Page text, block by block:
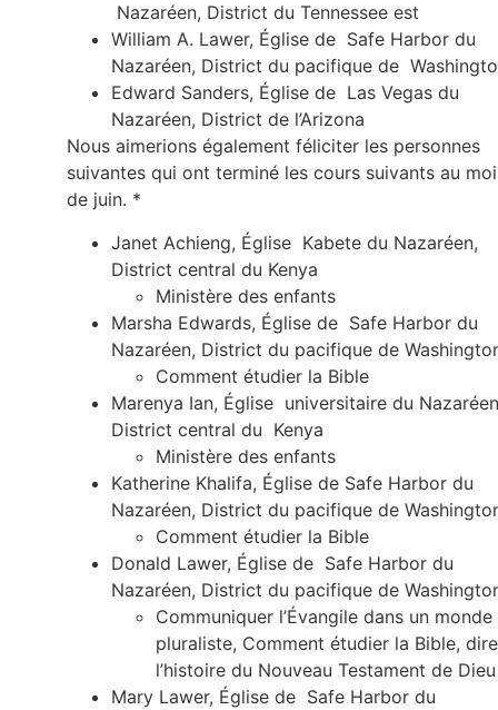
Nazaréen, District du Tennessee est
William A. Lawer, Église de Safe Harbor du
Nazaréen, District du pacifique de
Edward Sanders, Église de Las Vegas du
Nazaréen, District de l’Arizona
Nous aimerions également féliciter les personnes
suivantes qui ont terminé les cours suivants au
de juin. *
Janet Achieng, Église Kabete du Nazaréen,
District central du Kenya
Ministère des enfants
Marsha Edwards, Église de Safe Harbor du
Nazaréen, District du pacifique de
Comment étudier la Bible
Marenya Ian, Église universitaire du
District central du Kenya
Ministère des enfants
Katherine Khalifa, Église de Safe Harbor du
Nazaréen, District du pacifique de
Comment étudier la Bible
Donald Lawer, Église de Safe Harbor du
Nazaréen, District du pacifique de
Communiquer l’Évangile dans un monde
pluraliste, Comment étudier la Bible, dire
l’histoire du Nouveau Testament de Dieu
Mary Lawer, Église de Safe Harbor du